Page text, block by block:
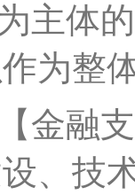
主体
为整
【金融
、技